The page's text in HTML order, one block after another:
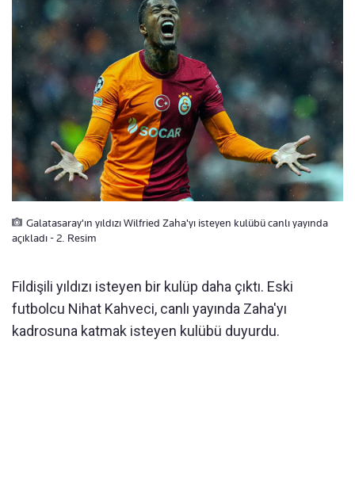
Galatasaray'ın yıldızı Wilfried Zaha'yı isteyen kulübü canlı yayında
açıkladı - 2. Resim
Fildişili yıldızı isteyen bir kulüp daha çıktı. Eski
futbolcu Nihat Kahveci, canlı yayında Zaha'yı
kadrosuna katmak isteyen kulübü duyurdu.